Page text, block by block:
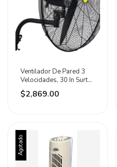
Ventilador De Pared 3
Velocidades, 30 In Surtek
76.2 Cm N/a Negro N/a
Aluminio
$2,869.00
Agotado